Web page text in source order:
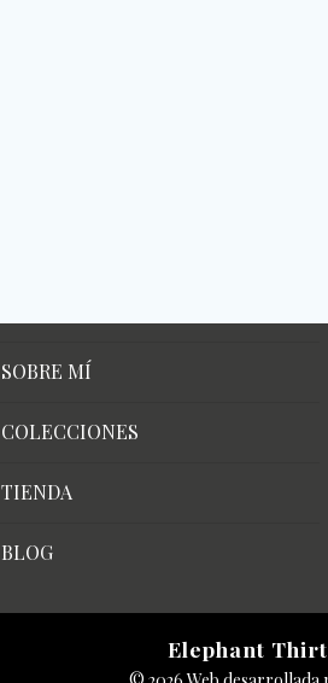
SOBRE MÍ
COLECCIONES
TIENDA
BLOG
Elephant